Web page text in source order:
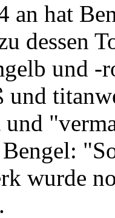
an hat
dessen
und -
und
und
wurde